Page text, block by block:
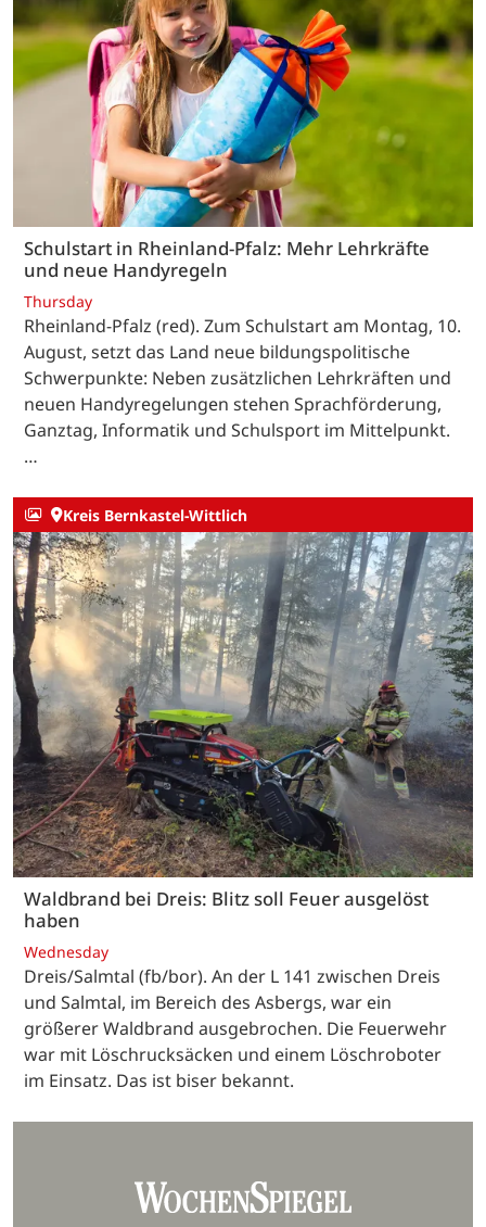
Schulstart in Rheinland-Pfalz: Mehr Lehrkräfte
und neue Handyregeln
Thursday
Rheinland-Pfalz (red). Zum Schulstart am Montag, 10.
August, setzt das Land neue bildungspolitische
Schwerpunkte: Neben zusätzlichen Lehrkräften und
neuen Handyregelungen stehen Sprachförderung,
Ganztag, Informatik und Schulsport im Mittelpunkt.
…
Kreis Bernkastel-Wittlich
Waldbrand bei Dreis: Blitz soll Feuer ausgelöst
haben
Wednesday
Dreis/Salmtal (fb/bor). An der L 141 zwischen Dreis
und Salmtal, im Bereich des Asbergs, war ein
größerer Waldbrand ausgebrochen. Die Feuerwehr
war mit Löschrucksäcken und einem Löschroboter
im Einsatz. Das ist biser bekannt.